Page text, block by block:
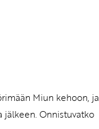
Miun kehoon, ja
jälkeen. Onnistuvatko